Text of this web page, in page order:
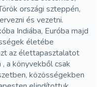
országi szteppén,
és vezetni.
Indiába, Euróba majd
életébe
az élettapasztalatot
a könyvekből csak
közösségekben